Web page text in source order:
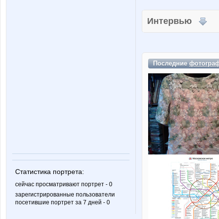
Статистика портрета:
сейчас просматривают портрет - 0
зарегистрированные пользователи
посетившие портрет за 7 дней - 0
Интервью
Последние